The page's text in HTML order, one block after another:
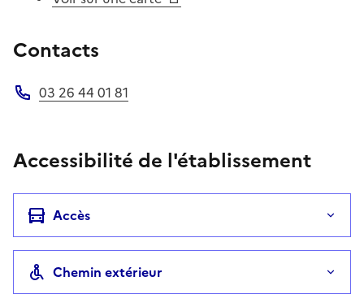
Contacts
03 26 44 01 81
Accessibilité de l'établissement
Accès
Chemin extérieur